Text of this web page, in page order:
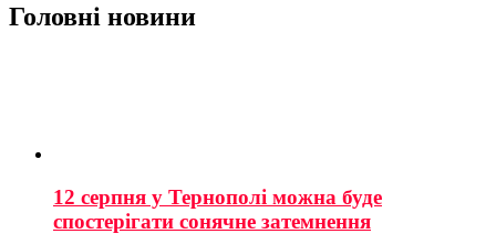
Головні новини
12 серпня у Тернополі можна буде
спостерігати сонячне затемнення